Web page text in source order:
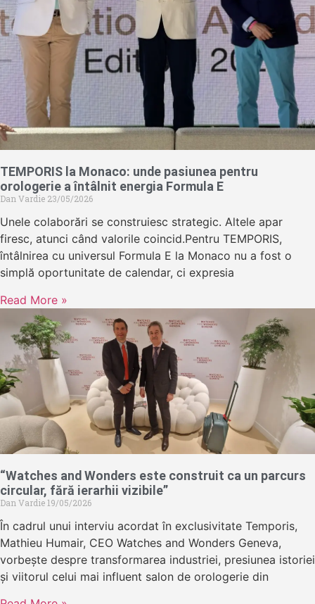
TEMPORIS la Monaco: unde pasiunea pentru
orologerie a întâlnit energia Formula E
Dan Vardie 23/05/2026
Unele colaborări se construiesc strategic. Altele apar
firesc, atunci când valorile coincid.Pentru TEMPORIS,
întâlnirea cu universul Formula E la Monaco nu a fost o
simplă oportunitate de calendar, ci expresia
Read More »
“Watches and Wonders este construit ca un parcurs
circular, fără ierarhii vizibile”
Dan Vardie19/05/2026
În cadrul unui interviu acordat în exclusivitate Temporis,
Mathieu Humair, CEO Watches and Wonders Geneva,
vorbește despre transformarea industriei, presiunea istoriei
și viitorul celui mai influent salon de orologerie din